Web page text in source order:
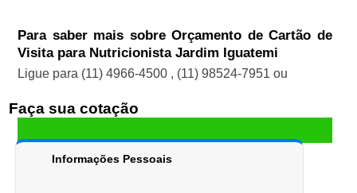
Para saber mais sobre Orçamento de Cartão de
Visita para Nutricionista Jardim Iguatemi
Ligue para (11) 4966-4500 , (11) 98524-7951 ou
Faça sua cotação
Informações Pessoais